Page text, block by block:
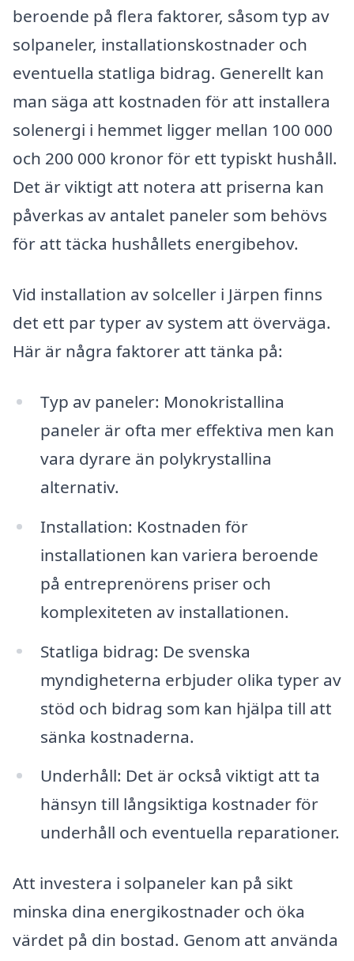
beroende på flera faktorer, såsom typ av
solpaneler, installationskostnader och
eventuella statliga bidrag. Generellt kan
man säga att kostnaden för att installera
solenergi i hemmet ligger mellan 100 000
och 200 000 kronor för ett typiskt hushåll.
Det är viktigt att notera att priserna kan
påverkas av antalet paneler som behövs
för att täcka hushållets energibehov.
Vid installation av solceller i Järpen finns
det ett par typer av system att överväga.
Här är några faktorer att tänka på:
Typ av paneler: Monokristallina
paneler är ofta mer effektiva men kan
vara dyrare än polykrystallina
alternativ.
Installation: Kostnaden för
installationen kan variera beroende
på entreprenörens priser och
komplexiteten av installationen.
Statliga bidrag: De svenska
myndigheterna erbjuder olika typer av
stöd och bidrag som kan hjälpa till att
sänka kostnaderna.
Underhåll: Det är också viktigt att ta
hänsyn till långsiktiga kostnader för
underhåll och eventuella reparationer.
Att investera i solpaneler kan på sikt
minska dina energikostnader och öka
värdet på din bostad. Genom att använda